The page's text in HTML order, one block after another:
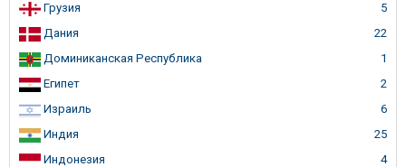
Грузия
5
Дания
22
Доминиканская Республика
1
Египет
2
Израиль
6
Индия
25
Индонезия
4